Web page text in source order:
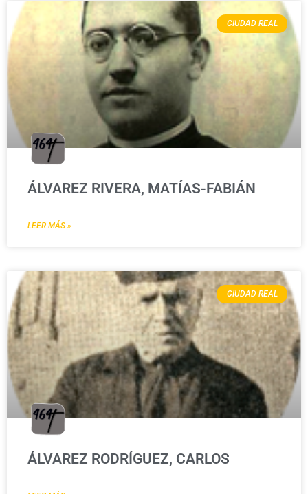
CIUDAD REAL
ÁLVAREZ RIVERA, MATÍAS-FABIÁN
LEER MÁS »
CIUDAD REAL
ÁLVAREZ RODRÍGUEZ, CARLOS